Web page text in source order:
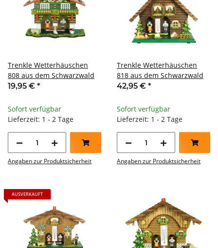
Trenkle Wetterhäuschen
808 aus dem Schwarzwald
19,95 € *
Sofort verfügbar
Lieferzeit: 1 - 2 Tage
Angaben zur Produktsicherheit
Trenkle Wetterhäuschen
818 aus dem Schwarzwald
42,95 € *
Sofort verfügbar
Lieferzeit: 1 - 2 Tage
Angaben zur Produktsicherheit
AUSVERKAUFT